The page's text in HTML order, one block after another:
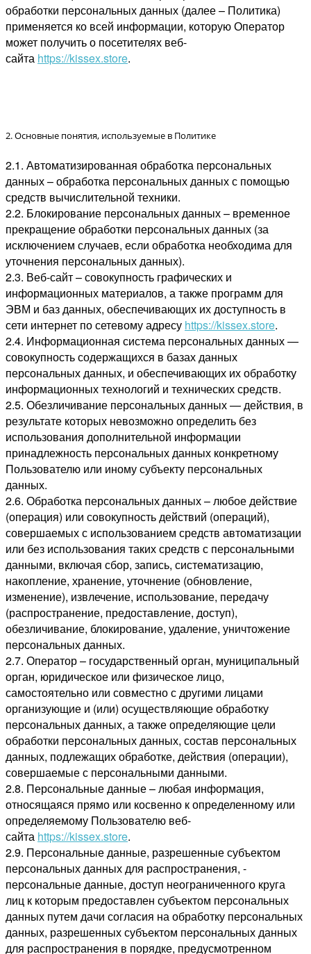
обработки персональных данных (далее – Политика)
применяется ко всей информации, которую Оператор
может получить о посетителях веб-
сайта https://kissex.store.
2. Основные понятия, используемые в Политике
2.1. Автоматизированная обработка персональных
данных – обработка персональных данных с помощью
средств вычислительной техники.
2.2. Блокирование персональных данных – временное
прекращение обработки персональных данных (за
исключением случаев, если обработка необходима для
уточнения персональных данных).
2.3. Веб-сайт – совокупность графических и
информационных материалов, а также программ для
ЭВМ и баз данных, обеспечивающих их доступность в
сети интернет по сетевому адресу https://kissex.store.
2.4. Информационная система персональных данных —
совокупность содержащихся в базах данных
персональных данных, и обеспечивающих их обработку
информационных технологий и технических средств.
2.5. Обезличивание персональных данных — действия, в
результате которых невозможно определить без
использования дополнительной информации
принадлежность персональных данных конкретному
Пользователю или иному субъекту персональных
данных.
2.6. Обработка персональных данных – любое действие
(операция) или совокупность действий (операций),
совершаемых с использованием средств автоматизации
или без использования таких средств с персональными
данными, включая сбор, запись, систематизацию,
накопление, хранение, уточнение (обновление,
изменение), извлечение, использование, передачу
(распространение, предоставление, доступ),
обезличивание, блокирование, удаление, уничтожение
персональных данных.
2.7. Оператор – государственный орган, муниципальный
орган, юридическое или физическое лицо,
самостоятельно или совместно с другими лицами
организующие и (или) осуществляющие обработку
персональных данных, а также определяющие цели
обработки персональных данных, состав персональных
данных, подлежащих обработке, действия (операции),
совершаемые с персональными данными.
2.8. Персональные данные – любая информация,
относящаяся прямо или косвенно к определенному или
определяемому Пользователю веб-
сайта https://kissex.store.
2.9. Персональные данные, разрешенные субъектом
персональных данных для распространения, -
персональные данные, доступ неограниченного круга
лиц к которым предоставлен субъектом персональных
данных путем дачи согласия на обработку персональных
данных, разрешенных субъектом персональных данных
для распространения в порядке, предусмотренном